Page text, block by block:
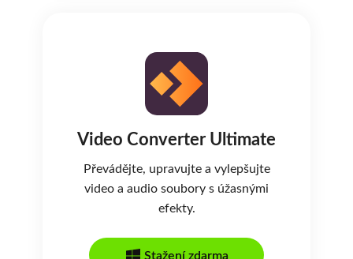
Video Converter Ultimate
Převádějte, upravujte a vylepšujte
video a audio soubory s úžasnými
efekty.
Stažení zdarma